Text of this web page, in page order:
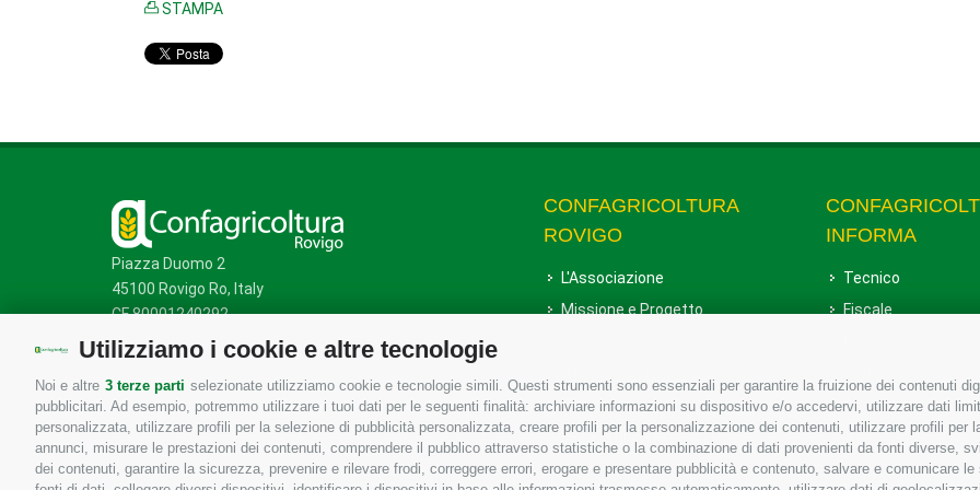
Utilizziamo i cookie e altre tecnologie
Noi e altre 3 terze parti selezionate utilizziamo cookie e tecnologie simili. Questi strumenti sono essenziali per garantire la fruizione dei contenuti
pubblicitari. Ad esempio, potremmo utilizzare i tuoi dati per le seguenti finalità: archiviare informazioni su dispositivo e/o accedervi, utilizzare dati
personalizzata, utilizzare profili per la selezione di pubblicità personalizzata, creare profili per la personalizzazione dei contenuti, utilizzare profili
annunci, misurare le prestazioni dei contenuti, comprendere il pubblico attraverso statistiche o la combinazione di dati provenienti da fonti diverse,
dei contenuti, garantire la sicurezza, prevenire e rilevare frodi, correggere errori, erogare e presentare pubblicità e contenuto, salvare e comunicare
STAMPA
Piazza Duomo 2
45100 Rovigo Ro, Italy
CF 80001240292
Mappa del sito/Privacy Policy /Cookie Policy
CONFAGRICOLTURA
ROVIGO
L'Associazione
Missione e Progetto
Uffici della Sede provinciale
Le Sedi di Zona
Agricoltori S.r.l.
INFORMA
Tecnico
Fiscale
Associazione